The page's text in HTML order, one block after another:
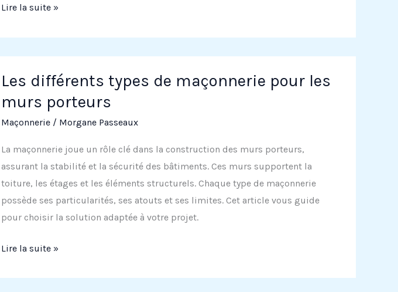
Optimiser
d’une
petite
terrasse
astuces
et
Lire la suite »
Les différents types de maçonnerie pour les
murs porteurs
Maçonnerie / Morgane Passeaux
La maçonnerie joue un rôle clé dans la construction des murs porteurs,
assurant la stabilité et la sécurité des bâtiments. Ces murs supportent la
toiture, les étages et les éléments structurels. Chaque type de maçonnerie
possède ses particularités, ses atouts et ses limites. Cet article vous guide
pour choisir la solution adaptée à votre projet.
Les
types
Lire la suite »